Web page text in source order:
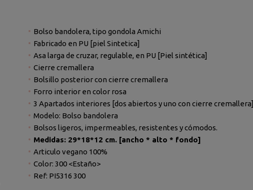
Bolso bandolera, tipo gondola Amichi
Fabricado en PU [piel Sintetica]
Asa larga de cruzar, regulable, en PU [Piel sintética]
Cierre cremallera
Bolsillo posterior con cierre cremallera
Forro interior en color rosa
3 Apartados interiores [dos abiertos y uno con cierre cremallera]
Modelo: Bolso bandolera
Bolsos ligeros, impermeables, resistentes y cómodos.
Medidas: 29*18*12 cm. [ancho * alto * fondo]
Articulo vegano 100%
Color: 300 <Estaño>
Ref: PI5316 300